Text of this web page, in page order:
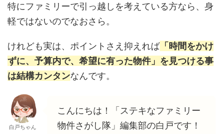
特にファミリーで引っ越しを考えている方なら、身
軽ではないのでなおさら。
けれども実は、ポイントさえ抑えれば 「時間をかけ
ずに、予算内で、希望に有った物件」を見つける事
は結構カンタンなんです。
白戸ちゃん
こんにちは！「ステキなファミリー
物件さがし隊」編集部の白戸です！